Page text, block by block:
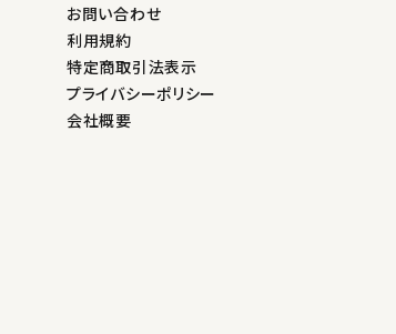
お問い合わせ
利用規約
特定商取引法表示
プライバシーポリシー
会社概要